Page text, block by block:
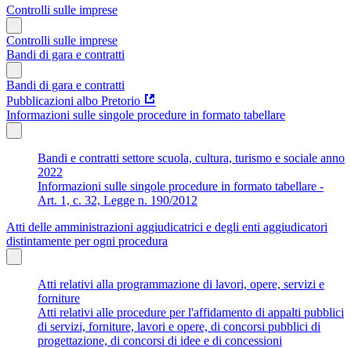
Controlli sulle imprese
Controlli sulle imprese
Bandi di gara e contratti
Bandi di gara e contratti
Pubblicazioni albo Pretorio
Informazioni sulle singole procedure in formato tabellare
Bandi e contratti settore scuola, cultura, turismo e sociale anno
2022
Informazioni sulle singole procedure in formato tabellare -
Art. 1, c. 32, Legge n. 190/2012
Atti delle amministrazioni aggiudicatrici e degli enti aggiudicatori
distintamente per ogni procedura
Atti relativi alla programmazione di lavori, opere, servizi e
forniture
Atti relativi alle procedure per l'affidamento di appalti pubblici
di servizi, forniture, lavori e opere, di concorsi pubblici di
progettazione, di concorsi di idee e di concessioni